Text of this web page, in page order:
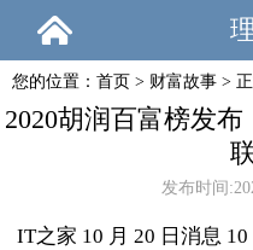
您的位置： 首页 > 财富故事 >
2020胡润百富榜发
发布时间
IT之家 10 月 20 日消息